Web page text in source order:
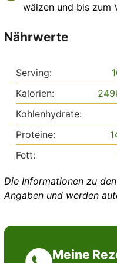
wälzen und bis zum
Nährwerte
Serving:
Kalorien:
249
Kohlenhydrate:
Proteine:
Fett:
Die Informationen zu den Nährwerten sind ungefähre
Angaben und werden
Meine